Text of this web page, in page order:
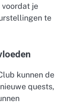
je
te
kunnen de
quests,